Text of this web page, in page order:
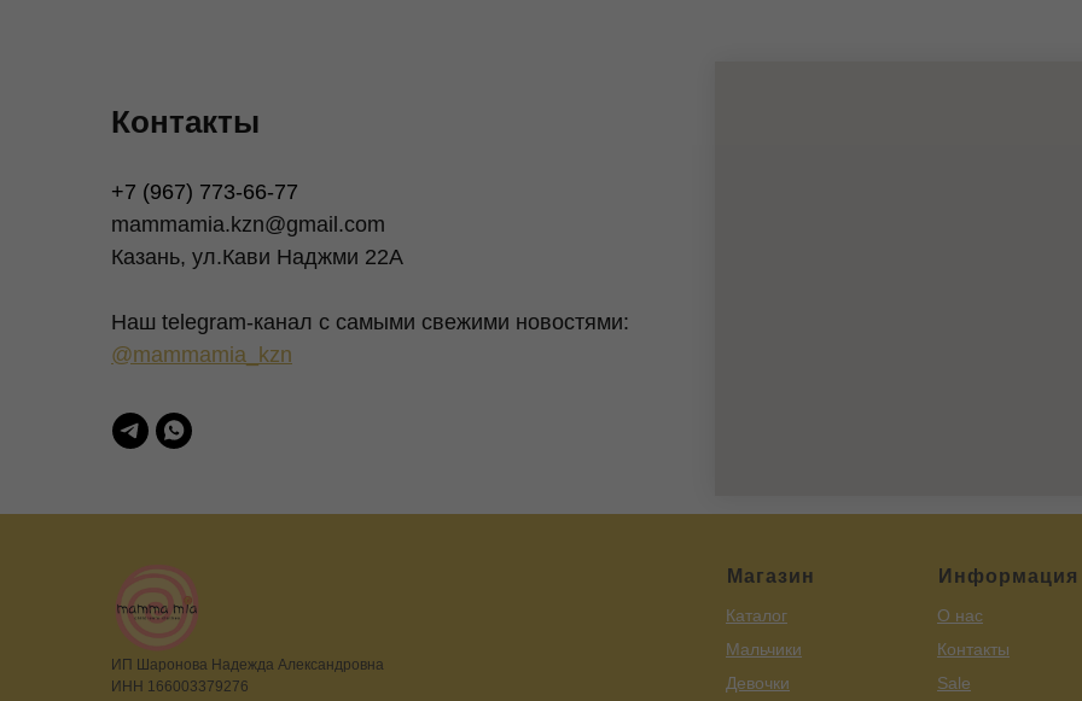
Контакты
+7 (967) 773-66-77
mammamia.kzn@gmail.com
Казань, ул.Кави Наджми 22А
Наш telegram-канал c самыми свежими новостями:
@mammamia_kzn
Магазин
Каталог
Мальчики
Девочки
Информация
О нас
Контакты
Sale
ИП Шаронова Надежда Александровна
ИНН 166003379276